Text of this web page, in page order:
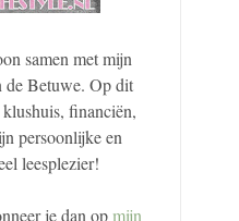
samen met mijn
de Betuwe. Op dit
financiën,
persoonlijke en
leesplezier!
je dan opmijn